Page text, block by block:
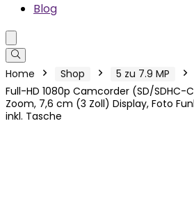
Blog
Home Shop 5 zu 7.9 MP
Full-HD 1080p Camcorder (SD/SDHC-
Zoom, 7,6 cm (3 Zoll) Display, Foto
inkl. Tasche